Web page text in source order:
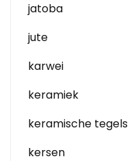
jatoba
jute
karwei
keramiek
keramische tegels
kersen